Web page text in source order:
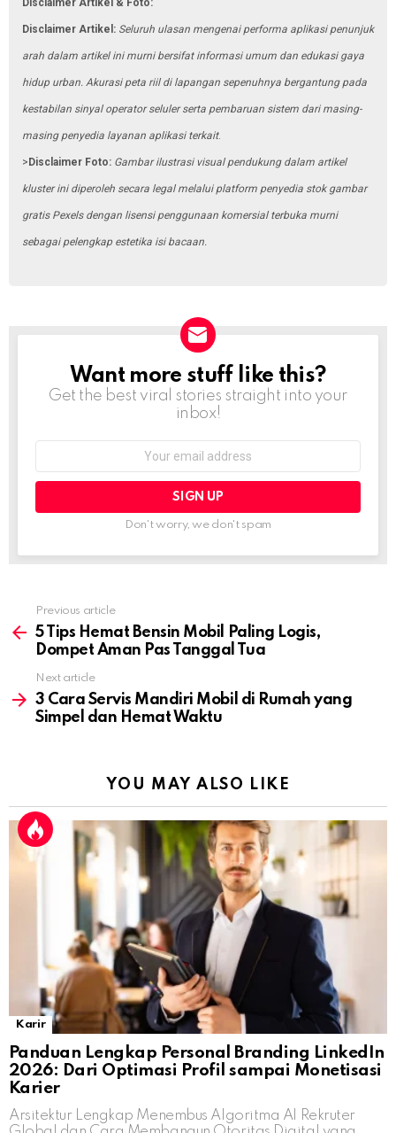
Disclaimer Artikel & Foto:
Disclaimer Artikel: Seluruh ulasan mengenai performa aplikasi penunjuk
arah dalam artikel ini murni bersifat informasi umum dan edukasi gaya
hidup urban. Akurasi peta riil di lapangan sepenuhnya bergantung pada
kestabilan sinyal operator seluler serta pembaruan sistem dari masing-
masing penyedia layanan aplikasi terkait.
> Disclaimer Foto: Gambar ilustrasi visual pendukung dalam artikel
kluster ini diperoleh secara legal melalui platform penyedia stok gambar
gratis Pexels dengan lisensi penggunaan komersial terbuka murni
sebagai pelengkap estetika isi bacaan.
NEWSLETTER
Want more stuff like this?
Get the best viral stories straight into your
inbox!
Don't worry, we don't spam
more
Previous article
5 Tips Hemat Bensin Mobil Paling Logis,
Dompet Aman Pas Tanggal Tua
Next article
3 Cara Servis Mandiri Mobil di Rumah yang
Simpel dan Hemat Waktu
YOU MAY ALSO LIKE
Karir
Panduan Lengkap Personal Branding LinkedIn
2026: Dari Optimasi Profil sampai Monetisasi
Karier
Arsitektur Lengkap Menembus Algoritma AI Rekruter